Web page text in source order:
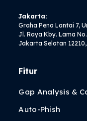
Jakarta:
Graha Pena Lantai 7,
Jl. Raya Kby. Lama
Jakarta Selatan
Fitur
Gap Analysis &
Auto-Phish